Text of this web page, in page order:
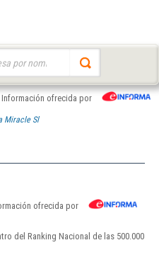
Información ofrecida por
Miracle Sl
ofrecida por
del Ranking Nacional de las 500.000